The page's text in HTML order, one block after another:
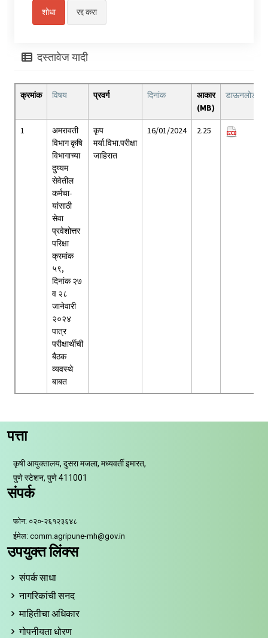
दस्तावेज यादी
क्रमांक विषय प्रवर्ग दिनांक
आकार
(MB)
डाऊनलोड
1
अमरावती
विभाग कृषि
विभागाच्या
दुय्यम
सेवेतील
कर्मचा-
यांसाठी
सेवा
प्रवेशोत्तर
परिक्षा
क्रमांक
५९,
दिनांक २७
व २८
जानेवारी
२०२४
पात्र
परीक्षार्थीची
बैठक
व्यवस्थे
बाबत
कृप
मर्या.विभा.परीक्षा
जाहिरात
16/01/2024 2.25
पत्ता
कृषी आयुक्तालय, दुसरा मजला, मध्यवर्ती इमारत,
पुणे स्टेशन, पुणे 411001
संपर्क
फोन: ०२०-२६१२३६४८
ईमेल: comm.agripune-mh@gov.in
उपयुक्त लिंक्स
संपर्क साधा
नागरिकांची सनद
माहितीचा अधिकार
गोपनीयता धोरण